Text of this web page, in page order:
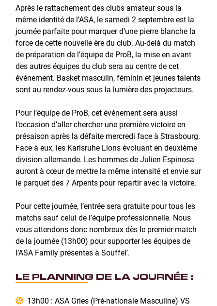
Après le rattachement des clubs amateur sous la
même identité de l’ASA, le samedi 2 septembre est la
journée parfaite pour marquer d’une pierre blanche la
force de cette nouvelle ère du club. Au-delà du match
de préparation de l’équipe de ProB, la mise en avant
des autres équipes du club sera au centre de cet
évènement. Basket masculin, féminin et jeunes talents
sont au rendez-vous sous la lumière des projecteurs.
Pour l’équipe de ProB, cet évènement sera aussi
l’occasion d’aller chercher une première victoire en
présaison après la défaite mercredi face à Strasbourg.
Face à eux, les Karlsruhe Lions évoluant en deuxième
division allemande. Les hommes de Julien Espinosa
auront à cœur de mettre la même intensité et envie sur
le parquet des 7 Arpents pour repartir avec la victoire.
Pour cette journée, l’entrée sera gratuite pour tous les
matchs sauf celui de l’équipe professionnelle. Nous
vous attendons donc nombreux dès le premier match
de la journée (13h00) pour supporter les équipes de
l’ASA Family présentes à Souffel’.
LE PLANNING DE LA JOURNÉE :
13h00 : ASA Gries (Pré-nationale Masculine) VS